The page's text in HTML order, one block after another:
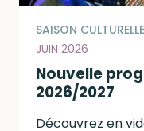
SAISON CULTURELLE
JUIN 2026
Nouvelle
2026/2027
Découvrez en